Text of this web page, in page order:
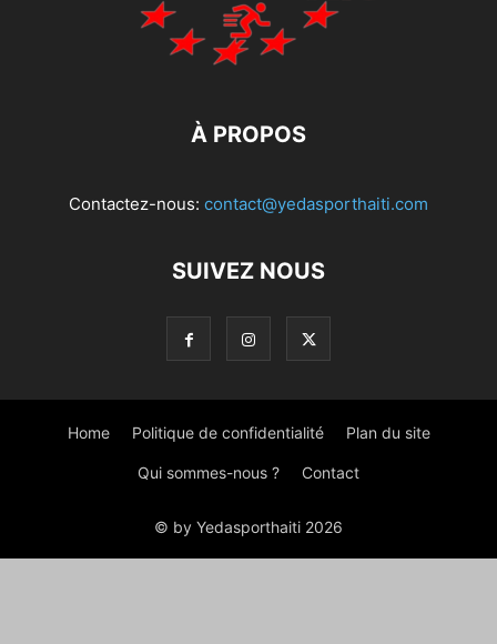
À PROPOS
Contactez-nous: contact@yedasporthaiti.com
SUIVEZ NOUS
Home Politique de confidentialité Plan du site
Qui sommes-nous ? Contact
© by Yedasporthaiti 2026